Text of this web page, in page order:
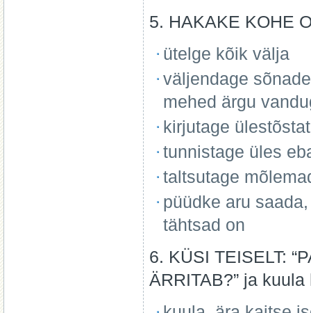
5. HAKAKE KOHE
ütelge kõik välja
väljendage
mehed ärgu
kirjutage
tunnistage üles
taltsutage
püüdke aru
tähtsad on
6. KÜSI TEISELT:
ÄRRITAB?” ja